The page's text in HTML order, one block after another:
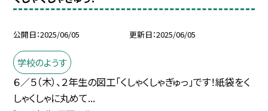
公開日 2025/06/05 更新日 2025/06/05
学校のようす
６／５（木）、２年生の図工「くしゃくしゃぎゅっ」です！紙袋をく
しゃくしゃに丸めて...